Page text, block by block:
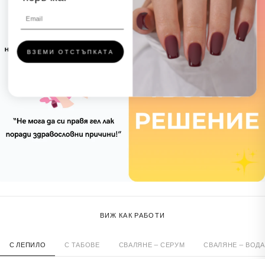
ВИЖ КАК РАБОТИ
С ЛЕПИЛО С ТАБОВЕ СВАЛЯНЕ — СЕРУМ СВАЛЯНЕ — ВОДА
ВЗЕМИ ОТСТЪПКАТА